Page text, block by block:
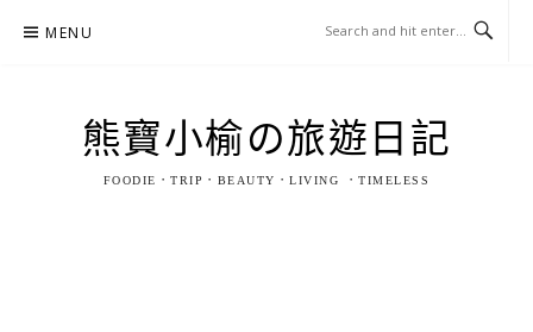
MENU
熊寶小榆の旅遊日記
FOODIE．TRIP．BEAUTY．LIVING ．TIMELESS